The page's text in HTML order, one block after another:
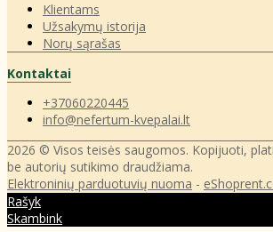
Klientams
Užsakymų istorija
Norų sąrašas
Kontaktai
+37060220445
info@nefertum-kvepalai.lt
2026 © Visos teisės saugomos. Kopijuoti,
be autorių sutikimo draudžiama.
Elektroninių parduotuvių nuoma -
Rašyk
Skambink